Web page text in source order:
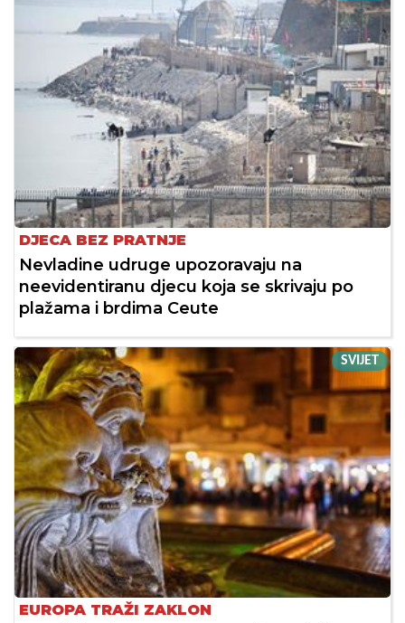
DJECA BEZ PRATNJE
Nevladine udruge upozoravaju na
neevidentiranu djecu koja se skrivaju po
plažama i brdima Ceute
SVIJET
EUROPA TRAŽI ZAKLON